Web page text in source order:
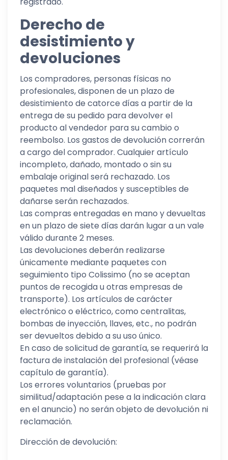
Derecho de
desistimiento y
devoluciones
Los compradores, personas físicas no
profesionales, disponen de un plazo de
desistimiento de catorce días a partir de la
entrega de su pedido para devolver el
producto al vendedor para su cambio o
reembolso. Los gastos de devolución correrán
a cargo del comprador. Cualquier artículo
incompleto, dañado, montado o sin su
embalaje original será rechazado. Los
paquetes mal diseñados y susceptibles de
dañarse serán rechazados.
Las compras entregadas en mano y devueltas
en un plazo de siete días darán lugar a un vale
válido durante 2 meses.
Las devoluciones deberán realizarse
únicamente mediante paquetes con
seguimiento tipo Colissimo (no se aceptan
puntos de recogida u otras empresas de
transporte). Los artículos de carácter
electrónico o eléctrico, como centralitas,
bombas de inyección, llaves, etc., no podrán
ser devueltos debido a su uso único.
En caso de solicitud de garantía, se requerirá la
factura de instalación del profesional (véase
capítulo de garantía).
Los errores voluntarios (pruebas por
similitud/adaptación pese a la indicación clara
en el anuncio) no serán objeto de devolución ni
reclamación.
Dirección de devolución: